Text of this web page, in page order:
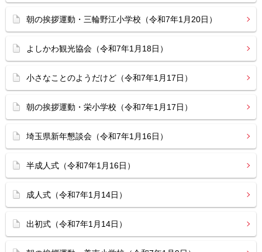
朝の挨拶運動・三輪野江小学校（令和7年1月20日）
よしかわ観光協会（令和7年1月18日）
小さなことのようだけど（令和7年1月17日）
朝の挨拶運動・栄小学校（令和7年1月17日）
埼玉県新年懇談会（令和7年1月16日）
半成人式（令和7年1月16日）
成人式（令和7年1月14日）
出初式（令和7年1月14日）